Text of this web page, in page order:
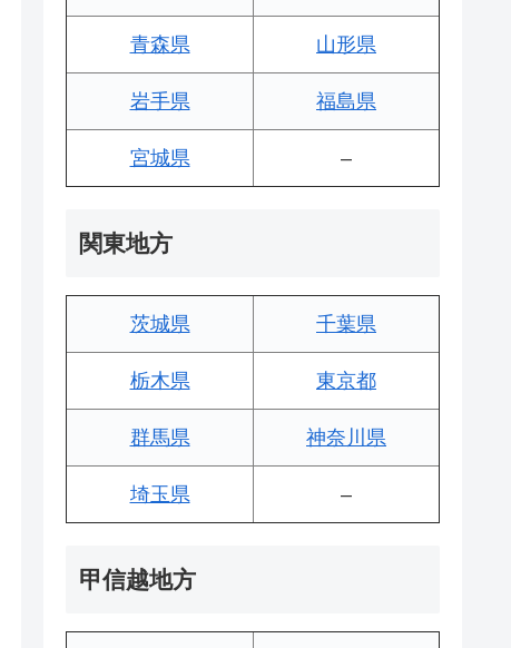
青森県 山形県
岩手県 福島県
宮城県 –
関東地方
茨城県 千葉県
栃木県 東京都
群馬県 神奈川県
埼玉県 –
甲信越地方